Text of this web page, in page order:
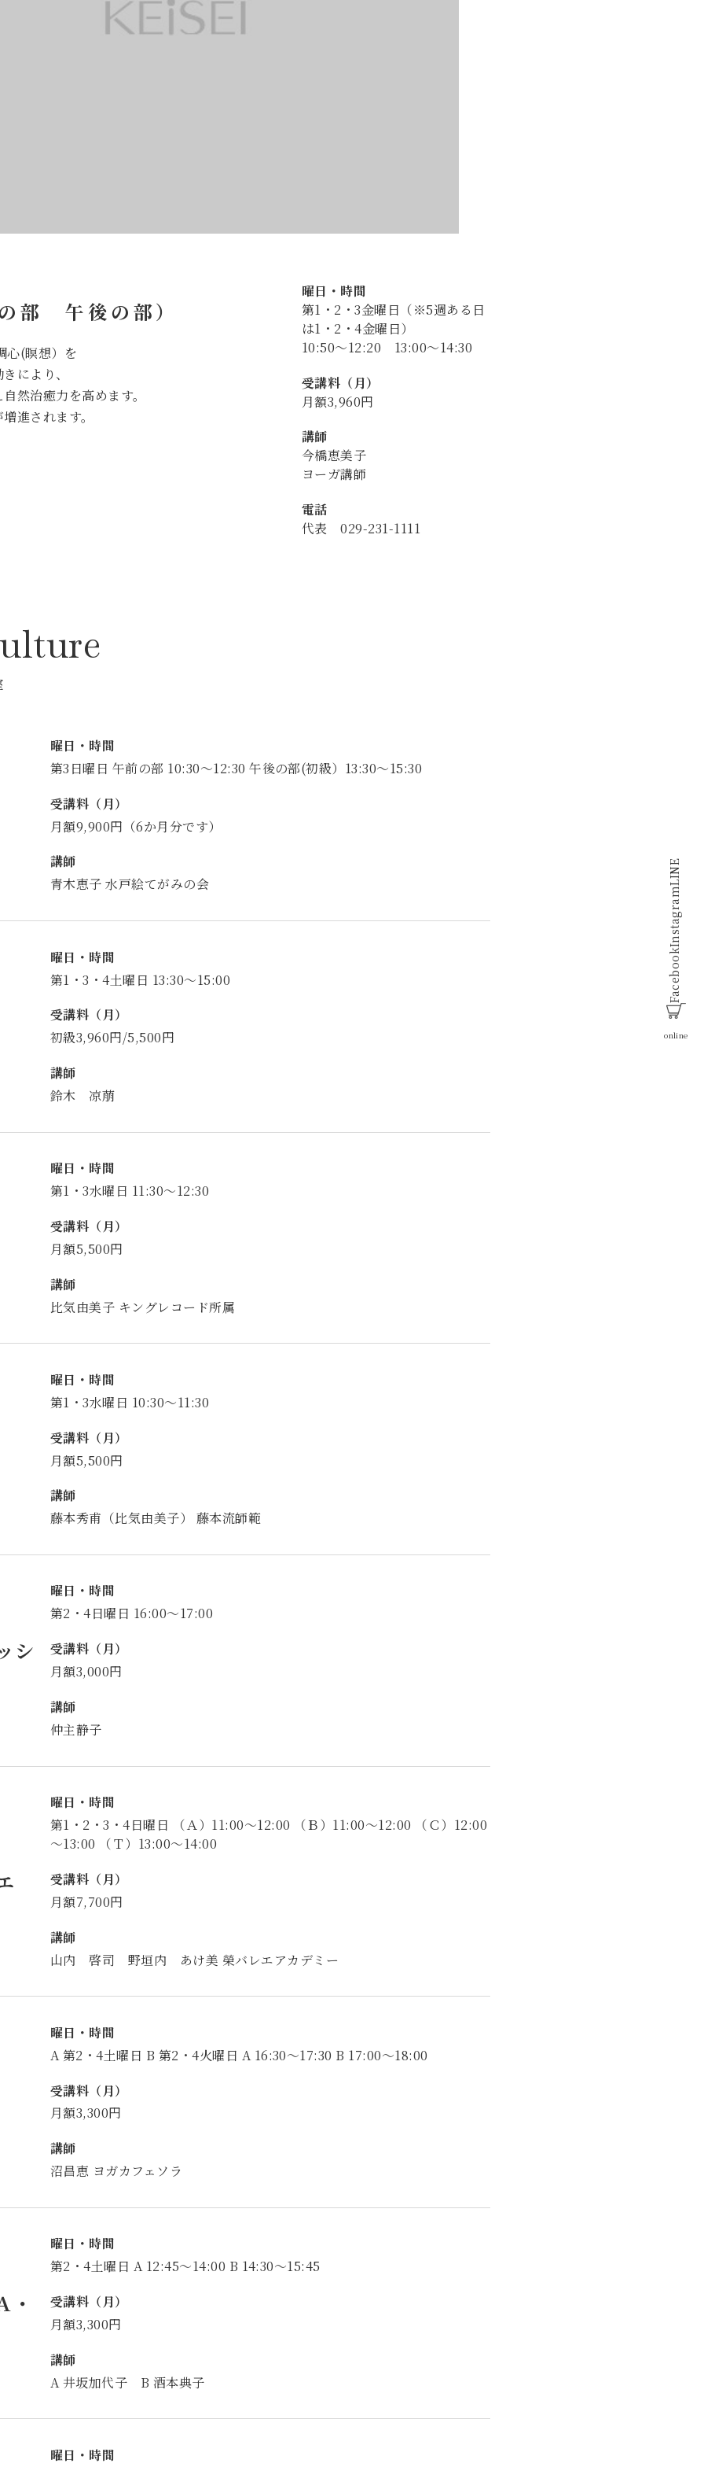
LINE
Instagram
Facebook
online
部 午後の部）
心(瞑想）を
により、
然治癒力を高めます。
進されます。
曜日・時間
第1・2・3金曜日（※5週ある日
は1・2・4金曜日）
10:50～12:20 13:00～14:30
受講料（月）
月額3,960円
講師
今橋恵美子
ヨーガ講師
電話
代表 029-231-1111
曜日・時間
第3日曜日 午前の部 10:30～12:30 午後の部(初級）13:30～15:30
受講料（月）
月額9,900円（6か月分です）
講師
青木恵子 水戸絵てがみの会
曜日・時間
第1・3・4土曜日 13:30～15:00
受講料（月）
初級3,960円/5,500円
講師
鈴木 凉萠
曜日・時間
第1・3水曜日 11:30～12:30
受講料（月）
月額5,500円
講師
比気由美子 キングレコード所属
曜日・時間
第1・3水曜日 10:30～11:30
受講料（月）
月額5,500円
講師
藤本秀甫（比気由美子） 藤本流師範
シ
曜日・時間
第2・4日曜日 16:00～17:00
受講料（月）
月額3,000円
講師
仲主静子
曜日・時間
第1・2・3・4日曜日 （Ａ）11:00～12:00 （Ｂ）11:00～12:00 （Ｃ）12:00
～13:00 （Ｔ）13:00～14:00
受講料（月）
月額7,700円
講師
山内 啓司 野垣内 あけ美 榮バレエアカデミー
曜日・時間
A 第2・4土曜日 B 第2・4火曜日 A 16:30～17:30 B 17:00～18:00
受講料（月）
月額3,300円
講師
沼昌恵 ヨガカフェソラ
・
曜日・時間
第2・4土曜日 A 12:45～14:00 B 14:30～15:45
受講料（月）
月額3,300円
講師
A 井坂加代子 B 酒本典子
曜日・時間